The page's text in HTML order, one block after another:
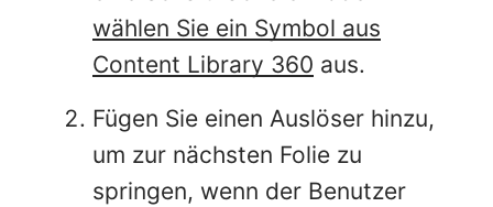
wählen Sie ein Symbol aus
Content Library 360 aus.
Fügen Sie einen Auslöser hinzu,
um zur nächsten Folie zu
springen, wenn der Benutzer